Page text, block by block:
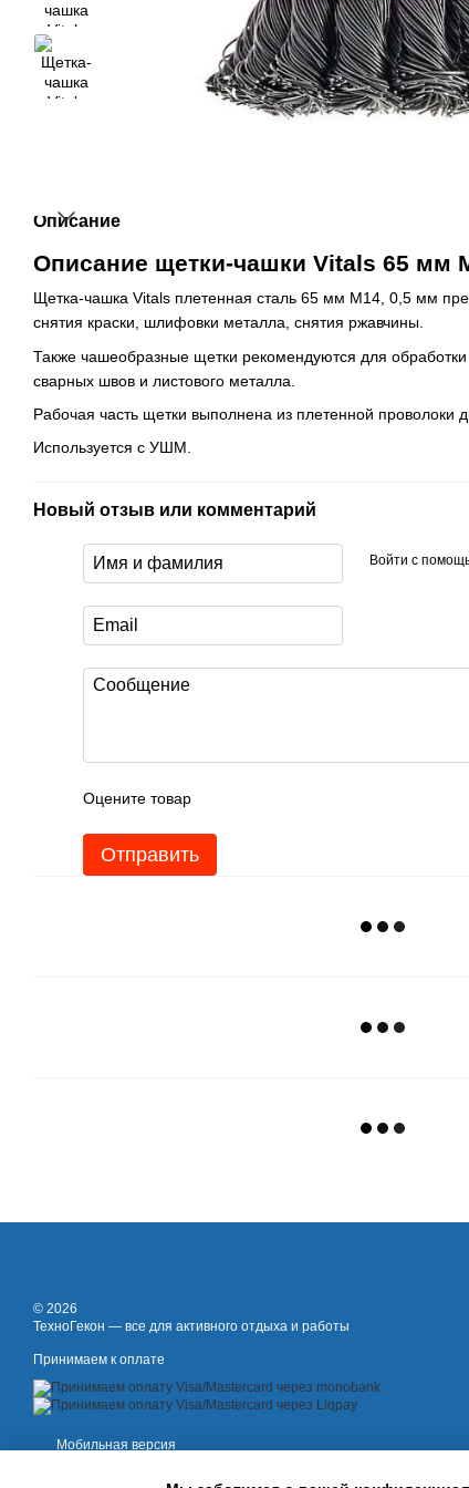
Описание
Описание щетки-чашки Vitals 65 мм
Щетка-чашка Vitals плетенная сталь 65 мм М14, 0,5 мм
снятия краски, шлифовки металла, снятия ржавчины.
Также чашеобразные щетки рекомендуются для обработки
сварных швов и листового металла.
Рабочая часть щетки выполнена из плетенной проволоки
Используется с УШМ.
Новый отзыв или комментарий
Войти с
Оцените товар
Отправить
© 2026
ТехноГекон — все для активного отдыха и работы
Принимаем к оплате
Мобильная версия